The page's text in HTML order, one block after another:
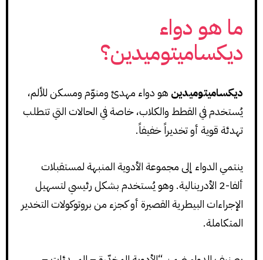
ما هو دواء
ديكساميتوميدين؟
ديكساميتوميدين هو دواء مهدئ ومنوّم ومسكن للألم،
يُستخدم في القطط والكلاب، خاصة في الحالات التي تتطلب
تهدئة قوية أو تخديراً خفيفاً.
ينتمي الدواء إلى مجموعة الأدوية المنبهة لمستقبلات
ألفا-2 الأدرينالية. وهو يُستخدم بشكل رئيسي لتسهيل
الإجراءات البيطرية القصيرة أو كجزء من بروتوكولات التخدير
المتكاملة.